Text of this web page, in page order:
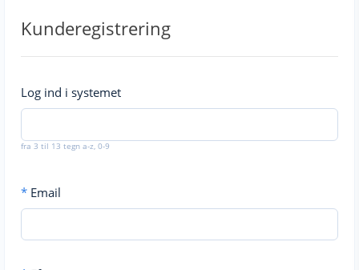
Kunderegistrering
Log ind i systemet
fra 3 til 13 tegn a-z, 0-9
* Email